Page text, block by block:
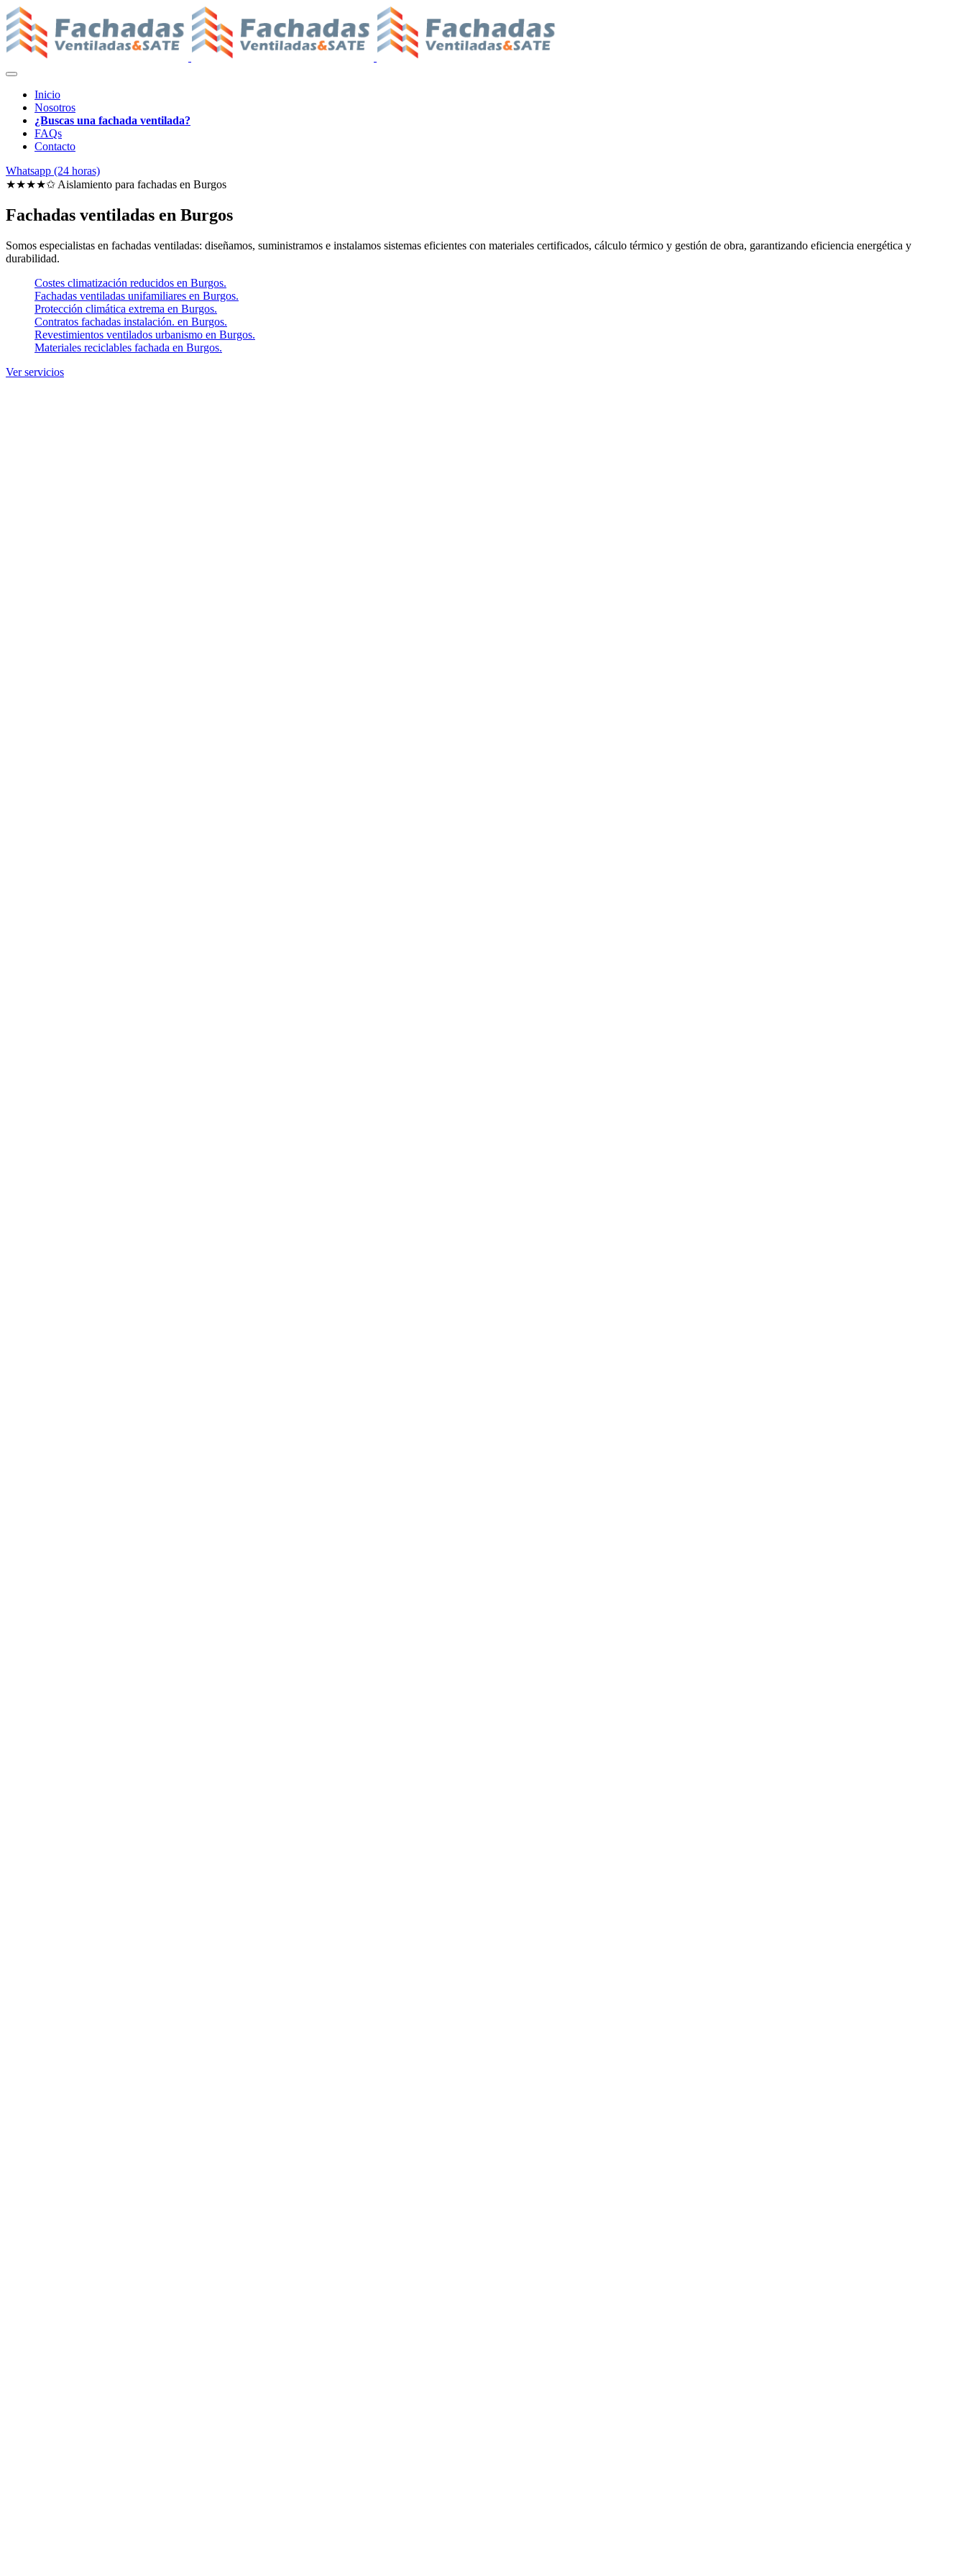
Inicio
Nosotros
¿Buscas una fachada ventilada?
FAQs
Contacto
Whatsapp (24 horas)
★★★★✩ Aislamiento para fachadas en Burgos
Fachadas ventiladas en Burgos
Somos especialistas en fachadas ventiladas: diseñamos, suministramos e instalamos sistemas eficientes con materiales certificados, cálculo térmico y gestión de obra, garantizando eficiencia energética y
durabilidad.
Costes climatización reducidos en Burgos.
Fachadas ventiladas unifamiliares en Burgos.
Protección climática extrema en Burgos.
Contratos fachadas instalación. en Burgos.
Revestimientos ventilados urbanismo en Burgos.
Materiales reciclables fachada en Burgos.
Ver servicios